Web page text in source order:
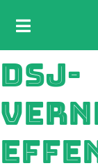
DSJ-